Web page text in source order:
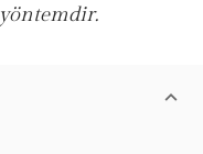
expand_more